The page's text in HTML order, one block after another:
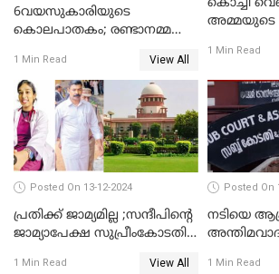
6വയസുകാരിയുടെ
കൊലപാതകം; രണ്ടാനമ്മയെ
1 Min Read View All
അമ്മയുടെ
1 Min Read
Posted On 13-12-2024
പ്രതിക്ക് ജാമ്യമില്ല ;സന്ദീപിന്റെ
ജാമ്യാപേക്ഷ സുപ്രീംകോടതി
1 Min Read View All
Posted On
നടിയെ
1 Min Read